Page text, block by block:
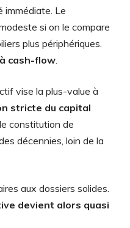
immédiate. Le
si on le compare
plus périphériques.
cash-flow.
vise la plus-value à
stricte du capital
constitution de
décennies, loin de la
aux dossiers solides.
devient alors quasi